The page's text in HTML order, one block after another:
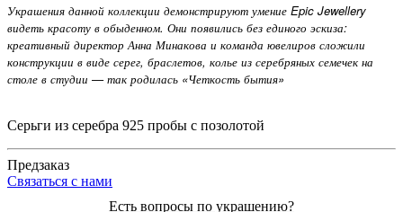
Украшения данной коллекции демонстрируют умение Epic Jewellery
видеть красоту в обыденном. Они появились без единого эскиза:
креативный директор Анна Минакова и команда ювелиров сложили
конструкции в виде серег, браслетов, колье из серебряных семечек на
столе в студии — так родилась «Четкость бытия»
Серьги из серебра 925 пробы с позолотой
Предзаказ
Cвязаться с нами
Есть вопросы по украшению?